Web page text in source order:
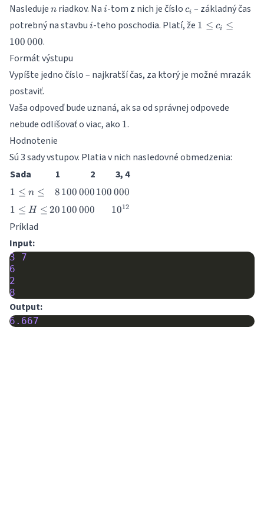
H
Nasleduje n
n riadkov. Na i
i-tom z nich je číslo c_i
ci – základný čas
potrebný na stavbu i
i-teho poschodia. Platí, že 1 \leq
1 ≤ ci
≤
100 000.
Formát výstupu
Vypíšte jedno číslo – najkratší čas, za ktorý je možné mrazák
postaviť.
Vaša odpoveď bude uznaná, ak sa od správnej odpovede
nebude odlišovať o viac, ako 1
1.
Hodnotenie
Sú 3 sady vstupov. Platia v nich nasledovné obmedzenia:
Sada
1 2 3, 4
1
n
\leq
1 ≤ n ≤ 8
8 100\,000
100 000 100\,000
100 000
1
H
\leq
1 ≤ H ≤ 20
20 100\,000
100 000 10^{12}
1012
Príklad
Input:
3
7
6
2
8
Output:
6.667